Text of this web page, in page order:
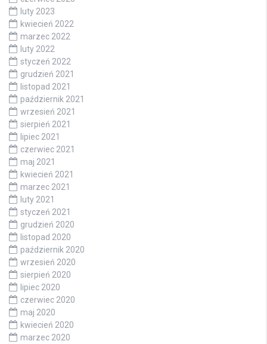
luty 2023
kwiecień 2022
marzec 2022
luty 2022
styczeń 2022
grudzień 2021
listopad 2021
październik 2021
wrzesień 2021
sierpień 2021
lipiec 2021
czerwiec 2021
maj 2021
kwiecień 2021
marzec 2021
luty 2021
styczeń 2021
grudzień 2020
listopad 2020
październik 2020
wrzesień 2020
sierpień 2020
lipiec 2020
czerwiec 2020
maj 2020
kwiecień 2020
marzec 2020